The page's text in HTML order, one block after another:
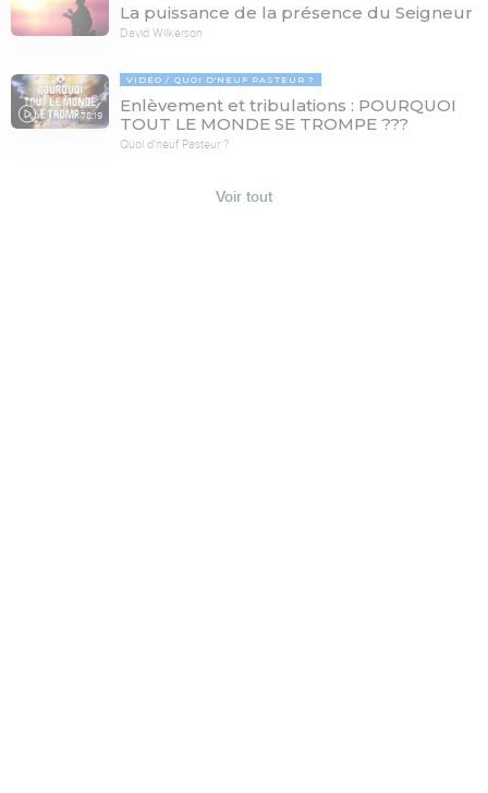
La puissance de la présence du Seigneur
David Wilkerson
78:19
VIDÉO QUOI D'NEUF PASTEUR ?
Enlèvement et tribulations : POURQUOI
TOUT LE MONDE SE TROMPE ???
Quoi d'neuf Pasteur ?
Voir tout